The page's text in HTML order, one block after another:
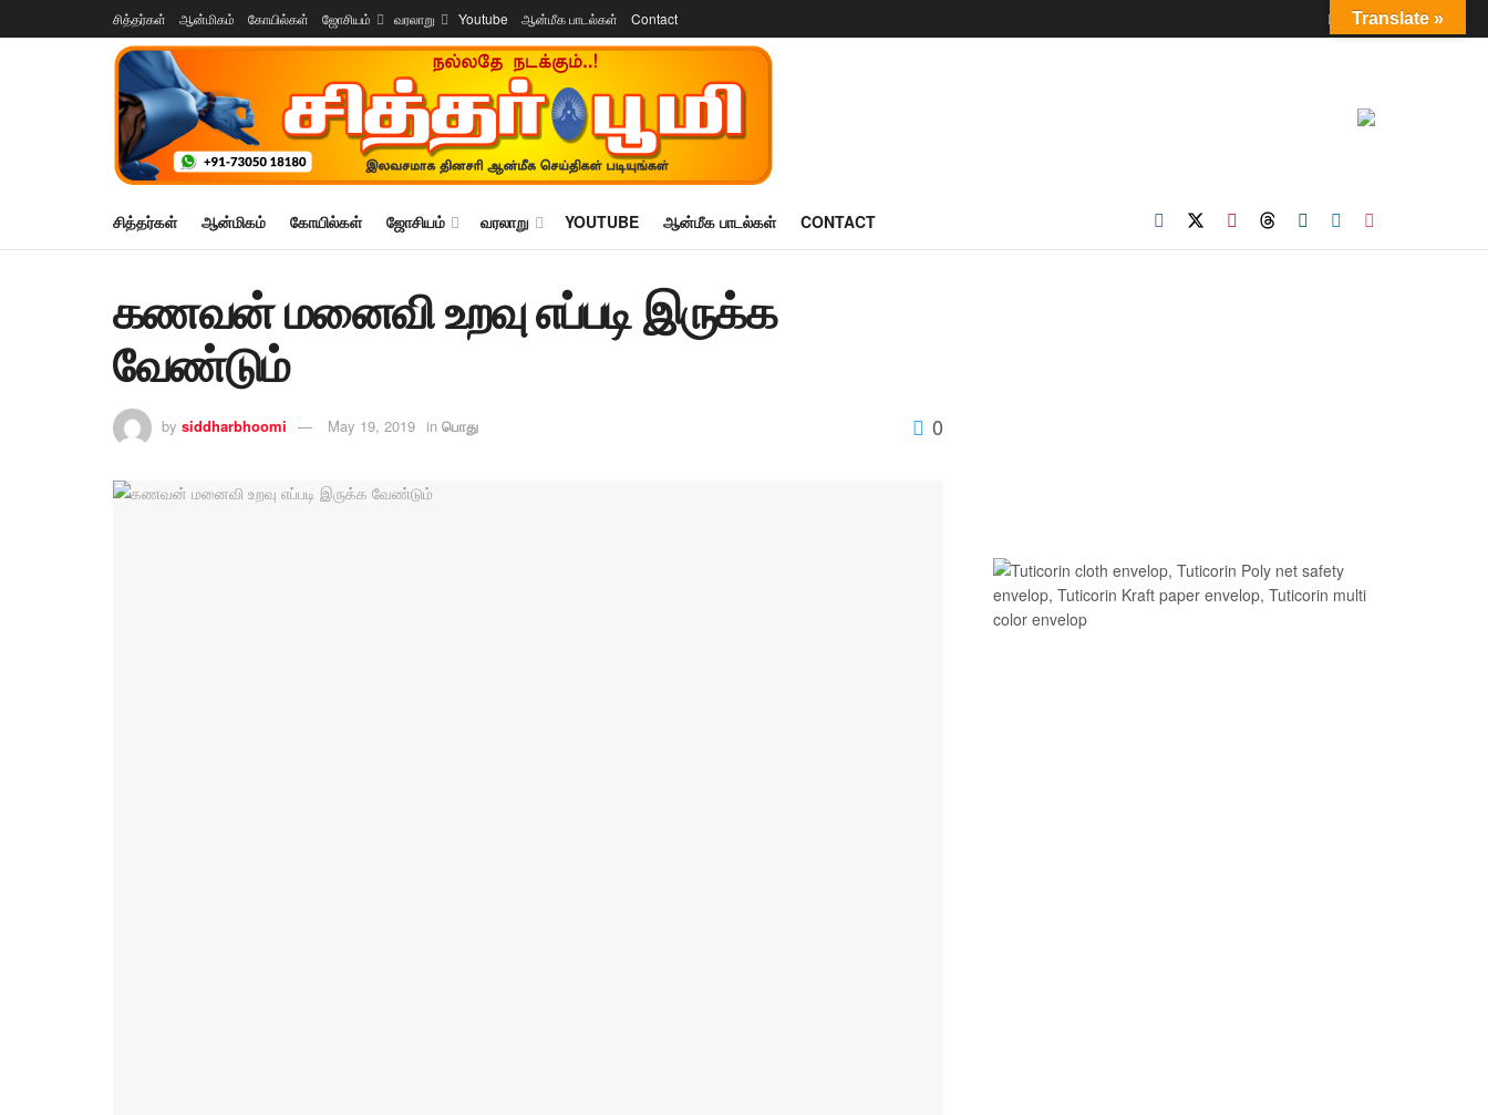
சித்தர்கள் ஆன்மிகம் கோயில்கள் ஜோசியம் வரலாறு Youtube ஆன்மீக பாடல்கள் Contact Login
சித்தர்கள் ஆன்மிகம் கோயில்கள் ஜோசியம் வரலாறு YOUTUBE ஆன்மீக பாடல்கள் CONTACT
கணவன் மனைவி உறவு எப்படி இருக்க
வேண்டும்
by siddharbhoomi May 19, 2019 in பொது 0
Translate »